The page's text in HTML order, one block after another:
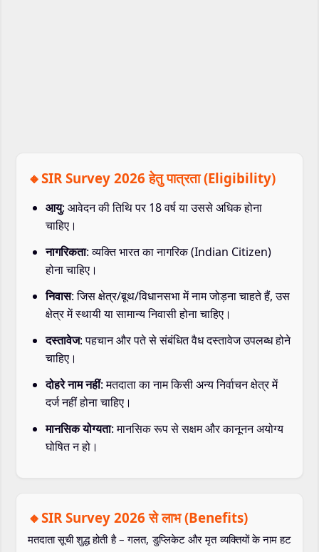
🔸SIR Survey 2026 हेतु पात्रता (Eligibility)
आयु: आवेदन की तिथि पर 18 वर्ष या उससे अधिक होना
चाहिए।
नागरिकता: व्यक्ति भारत का नागरिक (Indian Citizen)
होना चाहिए।
निवास: जिस क्षेत्र/बूथ/विधानसभा में नाम जोड़ना चाहते हैं, उस
क्षेत्र में स्थायी या सामान्य निवासी होना चाहिए।
दस्तावेज: पहचान और पते से संबंधित वैध दस्तावेज उपलब्ध होने
चाहिए।
दोहरे नाम नहीं: मतदाता का नाम किसी अन्य निर्वाचन क्षेत्र में
दर्ज नहीं होना चाहिए।
मानसिक योग्यता: मानसिक रूप से सक्षम और कानूनन अयोग्य
घोषित न हो।
🔸SIR Survey 2026 से लाभ (Benefits)
मतदाता सूची शुद्ध होती है – गलत, डुप्लिकेट और मृत व्यक्तियों के नाम हट